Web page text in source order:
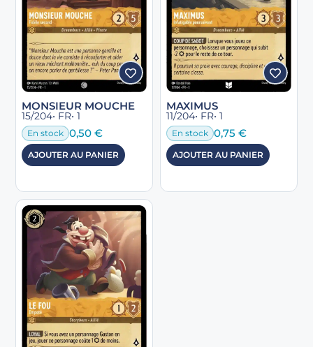
MONSIEUR MOUCHE
15/204• FR• 1
En stock 0,50€
AJOUTER AU PANIER
MAXIMUS
11/204• FR• 1
En stock 0,75 €
AJOUTER AU PANIER